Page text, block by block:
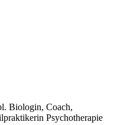
Biologin, Coach,
Psychotherapie